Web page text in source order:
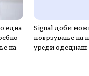
една
на
Signal доби
поврзување на
уреди одеднаш